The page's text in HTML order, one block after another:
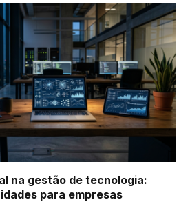
na gestão de tecnologia:
para empresas